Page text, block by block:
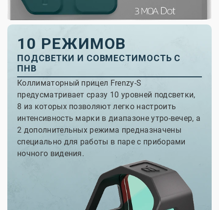
10 РЕЖИМОВ
ПОДСВЕТКИ И СОВМЕСТИМОСТЬ С
ПНВ
Коллиматорный прицел Frenzy-S
предусматривает сразу 10 уровней подсветки,
8 из которых позволяют легко настроить
интенсивность марки в диапазоне утро-вечер, а
2 дополнительных режима предназначены
специально для работы в паре с приборами
ночного видения.